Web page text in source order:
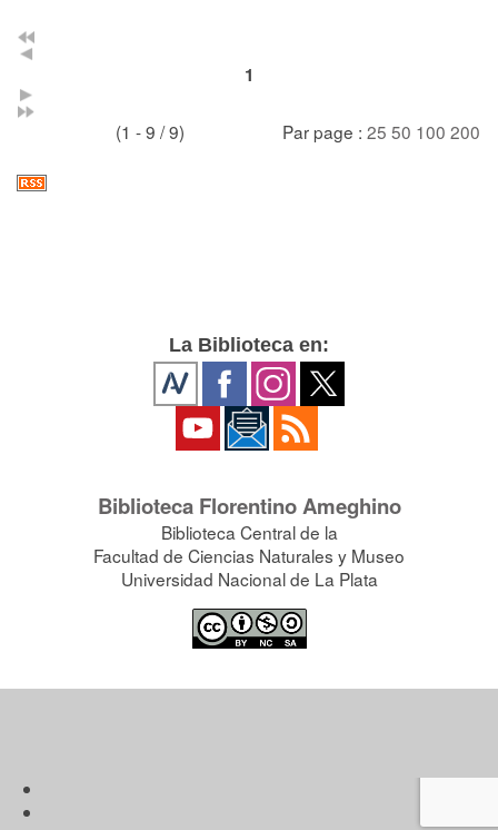
1
(1 - 9 / 9) Par page : 25 50 100 200
La Biblioteca en:
Biblioteca Florentino Ameghino
Biblioteca Central de la
Facultad de Ciencias Naturales y Museo
Universidad Nacional de La Plata